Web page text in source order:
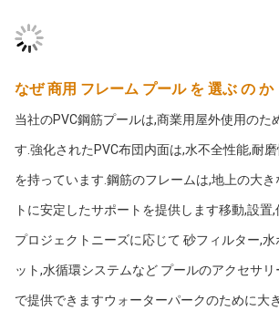
なぜ 商用 フレーム プール を 選ぶ の か
当社のPVC鋼筋プールは,商業用屋外使用のた
す.強化されたPVC布団内面は,水不全性能,耐
を持っています.鋼筋のフレームは,地上の大
トに安定したサポートを提供します移動,設置,
プロジェクトニーズに応じて 砂フィルター,
ット,水循環システムなど プールのアクセサ
で提供できますウォーターパークのために大